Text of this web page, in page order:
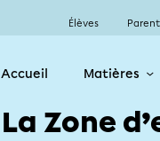
Élèves
Accueil Matières
La Zone